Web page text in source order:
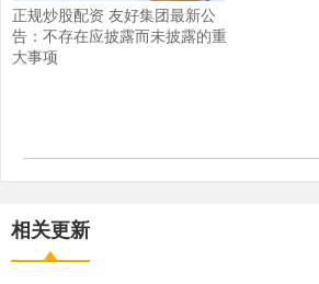
正规炒股配资 友好集团最新公
告：不存在应披露而未披露的重
大事项
相关更新